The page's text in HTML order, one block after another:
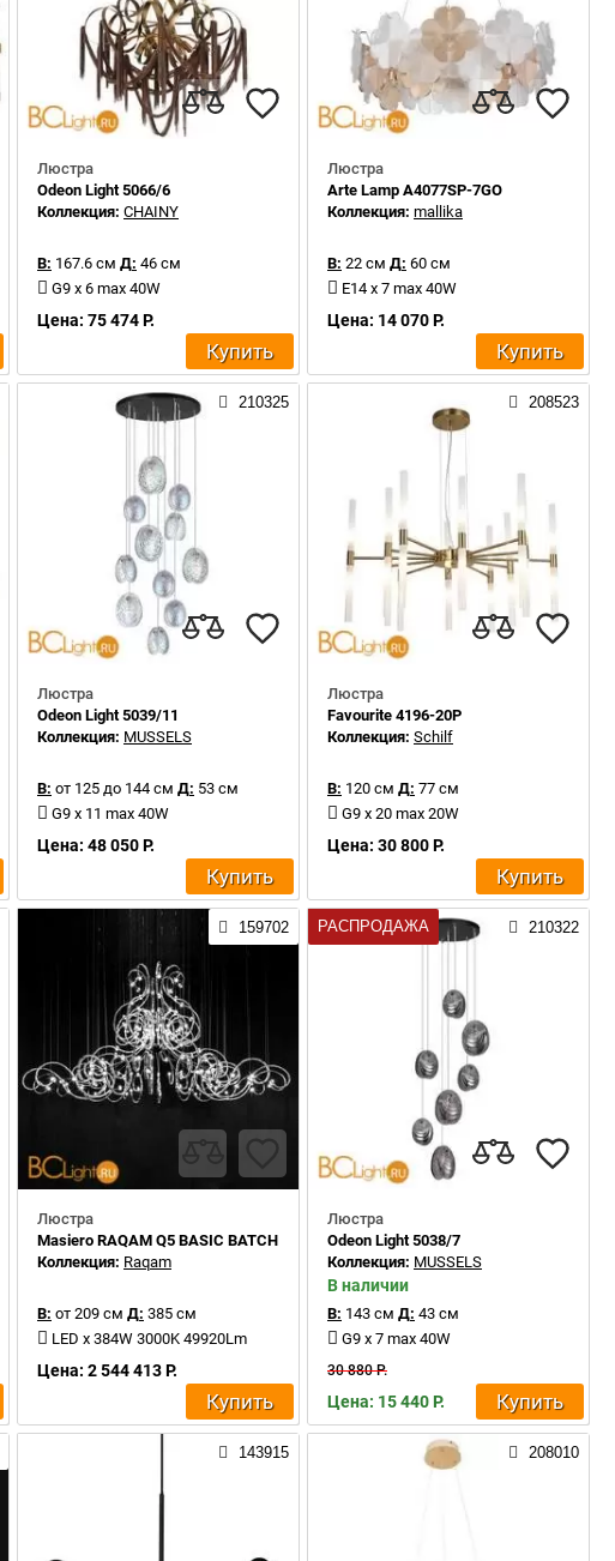
Люстра
Odeon Light 5066/6
Коллекция: CHAINY
В: 167.6 см Д: 46 см
G9 x 6 max 40W
Цена: 75 474 Р.
Купить
Люстра
Arte Lamp A4077SP-7GO
Коллекция: mallika
В: 22 см Д: 60 см
E14 x 7 max 40W
Цена: 14 070 Р.
Купить
210325
Люстра
Odeon Light 5039/11
Коллекция: MUSSELS
В: от 125 до 144 см Д: 53 см
G9 x 11 max 40W
Цена: 48 050 Р.
Купить
208523
Люстра
Favourite 4196-20P
Коллекция: Schilf
В: 120 см Д: 77 см
G9 x 20 max 20W
Цена: 30 800 Р.
Купить
159702
Люстра
Masiero RAQAM Q5 BASIC BATCH D – MOD. 1 × 16 + MOD. 1 × 8 + MOD. 1 × 8 G04
Коллекция: Raqam
В: от 209 см Д: 385 см
LED x 384W 3000K 49920Lm
Цена: 2 544 413 Р.
Купить
РАСПРОДАЖА 210322
Люстра
Odeon Light 5038/7
Коллекция: MUSSELS
В наличии
В: 143 см Д: 43 см
G9 x 7 max 40W
30 880 Р.
Цена: 15 440 Р. Купить
143915 208010